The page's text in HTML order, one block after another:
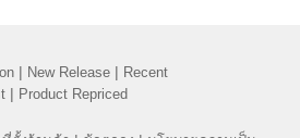
| New Release | Recent
| Product Repriced